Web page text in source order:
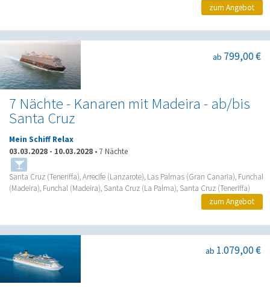
zum Angebot
7 Nächte - Kanaren mit Madeira - ab/bis
Santa Cruz
ab 799,00 €
Mein Schiff Relax
03.03.2028 - 10.03.2028 • 7 Nächte
Santa Cruz (Teneriffa), Arrecife (Lanzarote), Las Palmas (Gran Canaria), Funchal
(Madeira), Funchal (Madeira), Santa Cruz (La Palma), Santa Cruz (Teneriffa)
zum Angebot
ab 1.079,00 €